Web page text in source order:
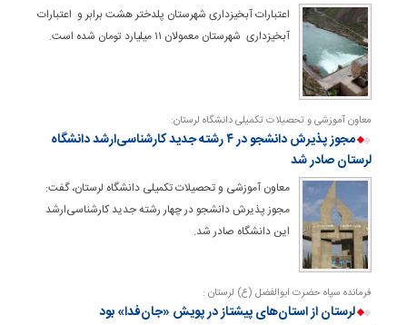
اعتبارات آبخیزداری شهرستان پلدختر هشت برابر و اعتبارات
آبخیزداری شهرستان معمولان ۱۱ میلیارد تومان شده است.
معاون آموزشی و تحصیلات تکمیلی دانشگاه لرستان:
مجوز پذیرش دانشجو در ۴ رشته جدید کارشناسی‌ارشد دانشگاه
لرستان صادر شد
معاون آموزشی و تحصیلات تکمیلی دانشگاه لرستان، گفت:
مجوز پذیرش دانشجو در چهار رشته جدید کارشناسی‌ارشد
این دانشگاه صادر شد.
فرمانده سپاه حضرت ابوالفضل (ع) لرستان :
لرستان از استان‌های پیشتاز در پویش «جان‌فدا» بود